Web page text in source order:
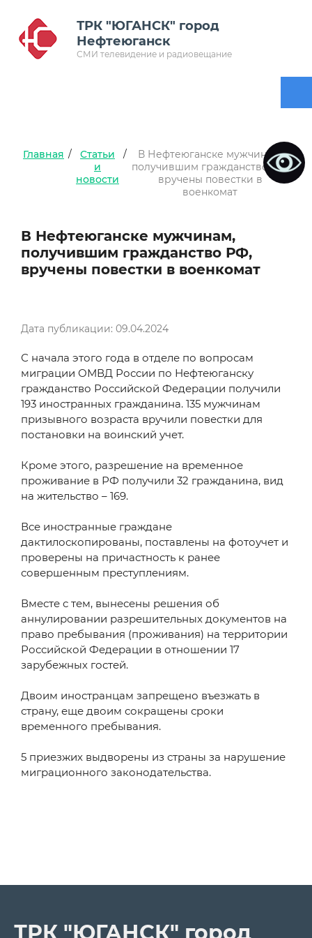
ТРК "ЮГАНСК" город
Нефтеюганск
СМИ телевидение и радиовещание
Главная /
Статьи
и
новости
/
В Нефтеюганске мужчинам,
получившим гражданство РФ,
вручены повестки в
военкомат
В Нефтеюганске мужчинам,
получившим гражданство РФ,
вручены повестки в военкомат
Дата публикации: 09.04.2024
С начала этого года в отделе по вопросам
миграции ОМВД России по Нефтеюганску
гражданство Российской Федерации получили
193 иностранных гражданина. 135 мужчинам
призывного возраста вручили повестки для
постановки на воинский учет.
Кроме этого, разрешение на временное
проживание в РФ получили 32 гражданина, вид
на жительство – 169.
Все иностранные граждане
дактилоскопированы, поставлены на фотоучет и
проверены на причастность к ранее
совершенным преступлениям.
Вместе с тем, вынесены решения об
аннулировании разрешительных документов на
право пребывания (проживания) на территории
Российской Федерации в отношении 17
зарубежных гостей.
Двоим иностранцам запрещено въезжать в
страну, еще двоим сокращены сроки
временного пребывания.
5 приезжих выдворены из страны за нарушение
миграционного законодательства.
ТРК "ЮГАНСК" город